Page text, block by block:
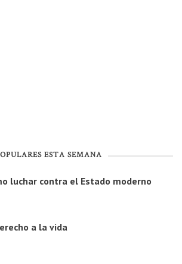
ESTA SEMANA
luchar contra el Estado moderno
a la vida